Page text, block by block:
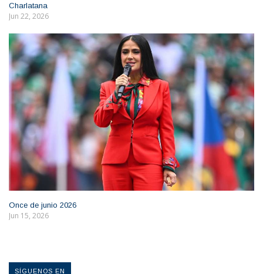
Charlatana
Jun 22, 2026
Once de junio 2026
Jun 15, 2026
SÍGUENOS EN